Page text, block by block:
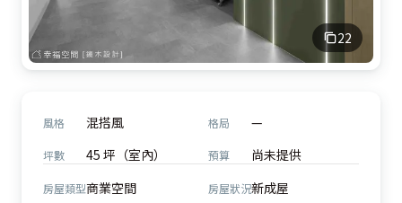
22
風格 混搭風 格局 —
坪數 45 坪（室內） 預算 尚未提供
房屋類型商業空間 房屋狀況新成屋